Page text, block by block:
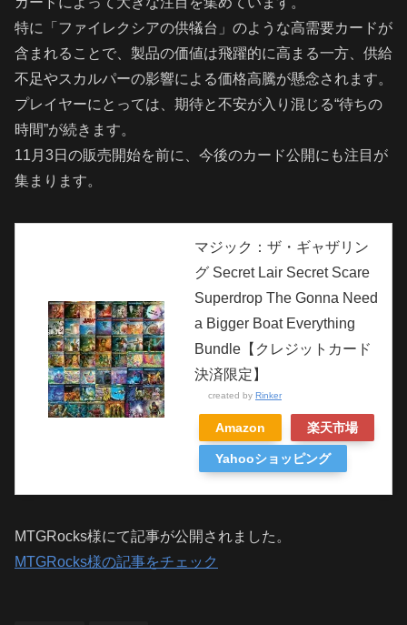
特に「ファイレクシアの供犠台」のような高需要カードが
含まれることで、製品の価値は飛躍的に高まる一方、供給
不足やスカルパーの影響による価格高騰が懸念されます。
プレイヤーにとっては、期待と不安が入り混じる“待ちの
時間”が続きます。
11月3日の販売開始を前に、今後のカード公開にも注目が
集まります。
マジック：ザ・ギャザリン
グ Secret Lair Secret Scare
Superdrop The Gonna Need
a Bigger Boat Everything
Bundle【クレジットカード
決済限定】
created by Rinker
Amazon 楽天市場
Yahooショッピング
MTGRocks様にて記事が公開されました。
MTGRocks様の記事をチェック